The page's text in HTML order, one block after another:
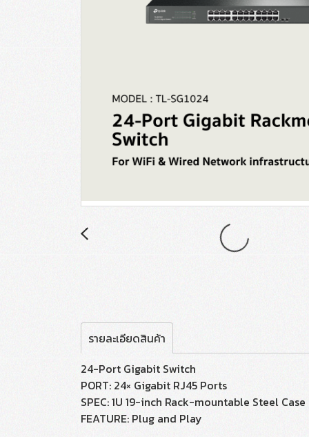
รายละเอียดสินค้า
24-Port Gigabit Switch
PORT: 24× Gigabit RJ45 Ports
SPEC: 1U 19-inch Rack-mountable Steel Case
FEATURE: Plug and Play